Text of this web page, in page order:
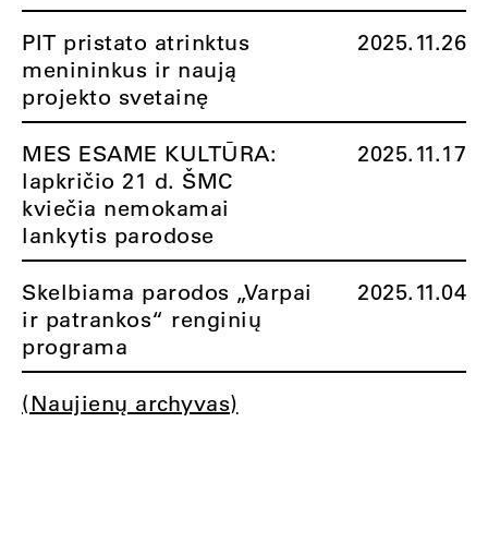
PIT pristato atrinktus
menininkus ir naują
projekto svetainę
2025.11.26
MES ESAME KULTŪRA:
lapkričio 21 d. ŠMC
kviečia nemokamai
lankytis parodose
2025.11.17
Skelbiama parodos „Varpai
ir patrankos“ renginių
programa
2025.11.04
(Naujienų archyvas)